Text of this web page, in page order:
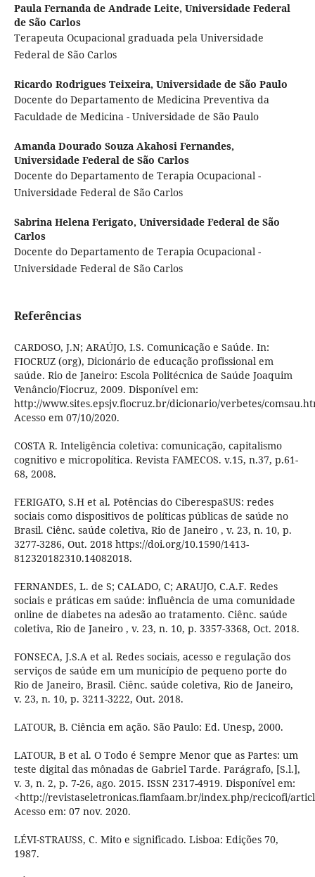
Paula Fernanda de Andrade Leite, Universidade Federal
de São Carlos
Terapeuta Ocupacional graduada pela Universidade
Federal de São Carlos
Ricardo Rodrigues Teixeira, Universidade de São Paulo
Docente do Departamento de Medicina Preventiva da
Faculdade de Medicina - Universidade de São Paulo
Amanda Dourado Souza Akahosi Fernandes,
Universidade Federal de São Carlos
Docente do Departamento de Terapia Ocupacional -
Universidade Federal de São Carlos
Sabrina Helena Ferigato, Universidade Federal de São
Carlos
Docente do Departamento de Terapia Ocupacional -
Universidade Federal de São Carlos
Referências
CARDOSO, J.N; ARAÚJO, I.S. Comunicação e Saúde. In:
FIOCRUZ (org), Dicionário de educação profissional em
saúde. Rio de Janeiro: Escola Politécnica de Saúde Joaquim
Venâncio/Fiocruz, 2009. Disponível em:
http://www.sites.epsjv.fiocruz.br/dicionario/verbetes/
Acesso em 07/10/2020.
COSTA R. Inteligência coletiva: comunicação, capitalismo
cognitivo e micropolítica. Revista FAMECOS. v.15, n.37, p.61-
68, 2008.
FERIGATO, S.H et al. Potências do CiberespaSUS: redes
sociais como dispositivos de políticas públicas de saúde no
Brasil. Ciênc. saúde coletiva, Rio de Janeiro , v. 23, n. 10, p.
3277-3286, Out. 2018 https://doi.org/10.1590/1413-
812320182310.14082018.
FERNANDES, L. de S; CALADO, C; ARAUJO, C.A.F. Redes
sociais e práticas em saúde: influência de uma comunidade
online de diabetes na adesão ao tratamento. Ciênc. saúde
coletiva, Rio de Janeiro , v. 23, n. 10, p. 3357-3368, Oct. 2018.
FONSECA, J.S.A et al. Redes sociais, acesso e regulação dos
serviços de saúde em um município de pequeno porte do
Rio de Janeiro, Brasil. Ciênc. saúde coletiva, Rio de Janeiro,
v. 23, n. 10, p. 3211-3222, Out. 2018.
LATOUR, B. Ciência em ação. São Paulo: Ed. Unesp, 2000.
LATOUR, B et al. O Todo é Sempre Menor que as Partes: um
teste digital das mônadas de Gabriel Tarde. Parágrafo, [S.l.],
v. 3, n. 2, p. 7-26, ago. 2015. ISSN 2317-4919. Disponível em:
<http://revistaseletronicas.fiamfaam.br/index.php/recicofi/
Acesso em: 07 nov. 2020.
LÉVI-STRAUSS, C. Mito e significado. Lisboa: Edições 70,
1987.